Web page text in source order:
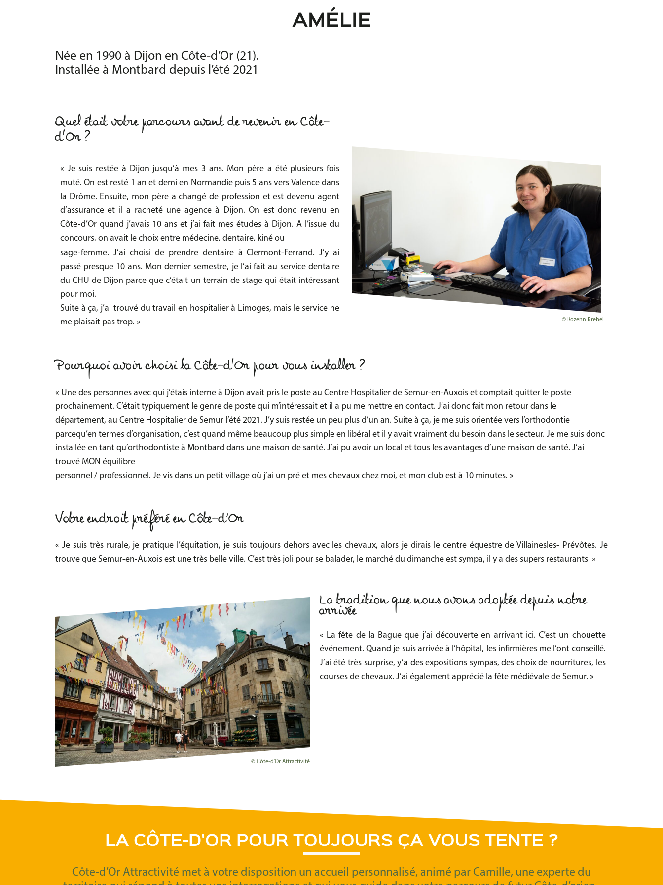
AMÉLIE
Née en 1990 à Dijon en Côte-d’Or (21).
Installée à Montbard depuis l’été 2021
Quel était votre parcours avant de revenir en Côte-
d'Or ?
« Je suis restée à Dijon jusqu’à mes 3 ans. Mon père a été plusieurs fois
muté. On est resté 1 an et demi en Normandie puis 5 ans vers Valence dans
la Drôme. Ensuite, mon père a changé de profession et est devenu agent
d’assurance et il a racheté une agence à Dijon. On est donc revenu en
Côte-d’Or quand j’avais 10 ans et j’aifait mes études à Dijon. A l’issue du
concours, on avait le choix entre médecine, dentaire, kiné ou
sage-femme. J’ai choisi de prendre dentaire à Clermont-Ferrand. J’y ai
passé presque 10 ans. Mon dernier semestre, je l’ai fait au service dentaire
du CHU de Dijon parce que c’était un terrain de stage qui était intéressant
pour moi.
Suite à ça, j’ai trouvé du travail en hospitalier à Limoges, mais le service ne
me plaisait pas trop. »
© Rozenn Krebel
Pourquoi avoir choisi la Côte-d'Or pour vous installer ?
« Une des personnes avec qui j’étais interne à Dijon avait pris le poste au Centre Hospitalier de Semur-en-Auxois et comptait quitter le poste
prochainement. C’était typiquement le genre de poste qui m’intéressait et il a pu me mettre en contact. J’ai donc fait mon retour dans le
département, au Centre Hospitalier de Semur l’été 2021. J’y suis restée un peu plus d’un an. Suite à ça, je me suis orientée vers l’orthodontie
parcequ’en termes d’organisation, c’est quand même beaucoup plus simple en libéral et il y avait vraiment du besoin dans le secteur. Je me suis donc
installée en tant qu’orthodontiste à Montbard dans une maison de santé. J’ai pu avoir un local et tous les avantages d’une maison de santé. J’ai
trouvé MON équilibre
personnel / professionnel. Je vis dans un petit village où j’ai un pré et mes chevaux chez moi, et mon club est à 10 minutes. »
Votre endroit préféré en Côte-d’Or
« Je suis très rurale, je pratique l’équitation, je suis toujours dehors avec les chevaux, alors je dirais le centre équestre de Villainesles- Prévôtes. Je
trouve que Semur-en-Auxois est une très belle ville. C’est très joli pour se balader, le marché du dimanche est sympa, il y a des supers restaurants. »
© Côte-d'Or Attractivité
La tradition que nous avons adoptée depuis notre
arrivée
« La fête de la Bague que j’ai découverte en arrivant ici. C’est un chouette
événement. Quand je suis arrivée à l’hôpital, les infirmières me l’ont conseillé.
J’ai été très surprise, y’a des expositions sympas, des choix de nourritures, les
courses de chevaux. J’ai également apprécié la fête médiévale de Semur. »
LA CÔTE-D'OR POUR TOUJOURS ÇA VOUS TENTE ?
Côte-d’Or Attractivité met à votre disposition un accueil personnalisé, animé par Camille, une experte du